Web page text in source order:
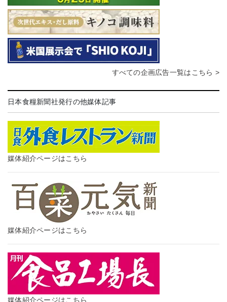
すべての企画広告一覧はこちら >
日本食糧新聞社発行の他媒体記事
媒体紹介ページはこちら
媒体紹介ページはこちら
媒体紹介ページはこちら